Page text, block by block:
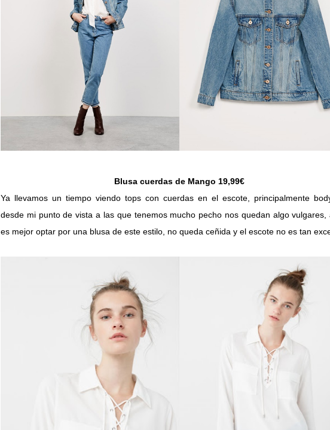
Blusa cuerdas de Mango 19,99€
Ya llevamos un tiempo viendo tops con cuerdas en el escote, principalmente
desde mi punto de vista a las que tenemos mucho pecho nos quedan algo vulgares,
es mejor optar por una blusa de este estilo, no queda ceñida y el escote no es tan